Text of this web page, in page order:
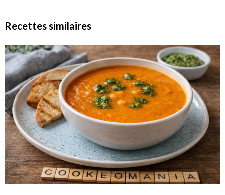
Recettes similaires